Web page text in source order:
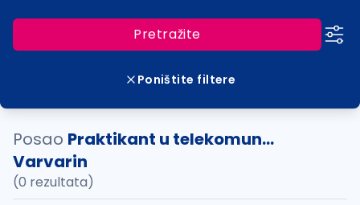
Pretražite
Poništite filtere
Posao Praktikant u telekomun...
Varvarin
(0 rezultata)